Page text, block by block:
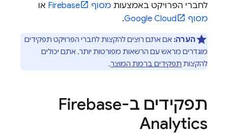
לחברי הפרויקט באמצעות מסוף Firebase או
מסוף
Google Cloud
.
הערה: אם אתם רוצים להקצות לחברי הפרויקט תפקידים
מוגדרים מראש עם הרשאות מפורטות יותר, אתם יכולים
להקצות תפקידים ברמת המוצר.
תפקידים ב-Firebase
Analytics